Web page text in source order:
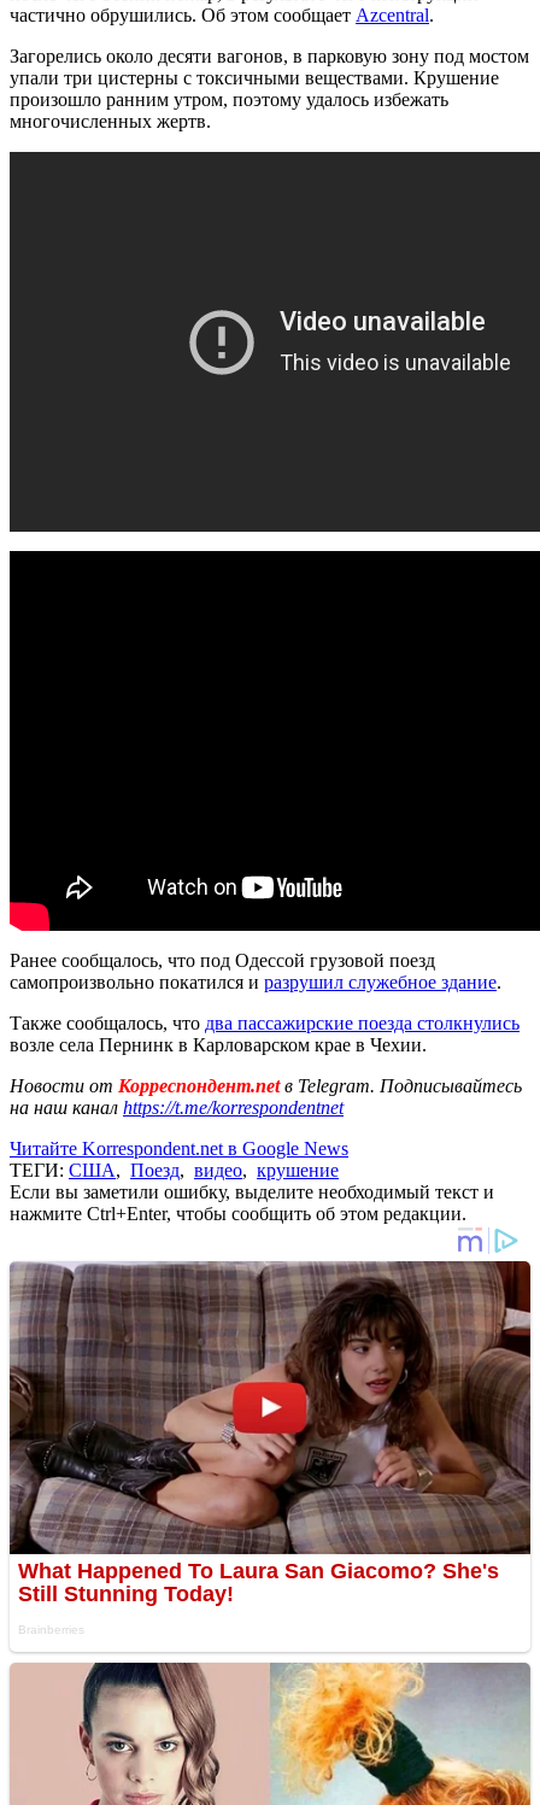
частично обрушились. Об этом сообщает Azcentral.
Загорелись около десяти вагонов, в парковую зону под мостом
упали три цистерны с токсичными веществами. Крушение
произошло ранним утром, поэтому удалось избежать
многочисленных жертв.
Ранее сообщалось, что под Одессой грузовой поезд
самопроизвольно покатился и разрушил служебное здание.
Также сообщалось, что два пассажирские поезда столкнулись
возле села Пернинк в Карловарском крае в Чехии.
Новости от Корреспондент.netв Telegram. Подписывайтесь
на наш канал https://t.me/korrespondentnet
Читайте Korrespondent.net в Google News
ТЕГИ: США, Поезд, видео, крушение
Если вы заметили ошибку, выделите необходимый текст и
нажмите Ctrl+Enter, чтобы сообщить об этом редакции.